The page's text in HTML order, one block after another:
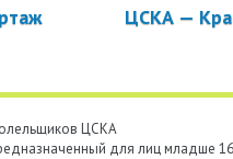
ЦСКА —
ЦСКА
для лиц младше